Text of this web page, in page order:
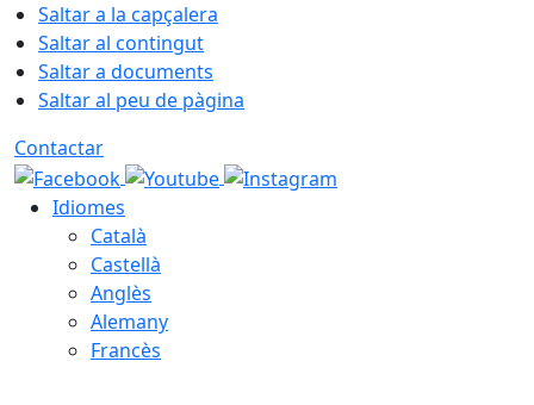
Saltar a la capçalera
Saltar al contingut
Saltar a documents
Saltar al peu de pàgina
Contactar
Idiomes
Català
Castellà
Anglès
Alemany
Francès